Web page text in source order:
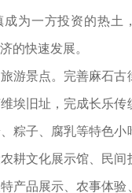
成为一方投资的热土
的快速发展。
旅游景点。完善麻石古
埃旧址，完成长乐传
粽子、腐乳等特色小
耕文化展示馆、民间
产品展示、农事体验